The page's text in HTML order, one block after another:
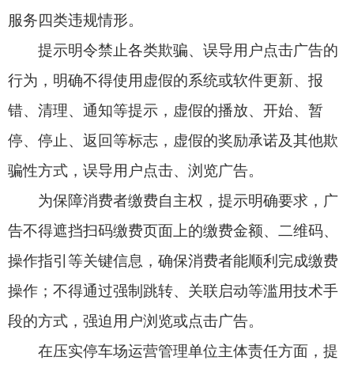
在压实停车场运营管理单位主体责任方面，提
示鼓励停车场运营方推行“两个一”快速缴费机制，
即扫一次码、缴一次费，优先使用停车缴费“纯净
码”，取消强制关注、广告弹窗与多余授权，减少对
消费者缴费流程的干扰，切实提升车辆通行效率与
提示明确，广告主、广告经营者、广告发布者
等设计、制作、代理、发布广告的各方主体，应当
严格遵守广告管理相关法律法规，开展自查自纠，
切实规范自身广告行为。
自治区市场监管局相关负责人表示，新疆各级
告的监管力度，依法查处各类发布虚假违法广告的
行为。同时，欢迎社会各界对虚假违法广告进行监